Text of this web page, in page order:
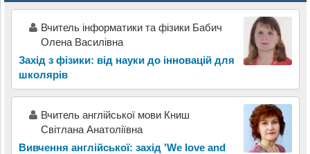
Вчитель інформатики та фізики Бабич
Олена Василівна
Захід з фізики: від науки до інновацій для
школярів
Вчитель англійської мови Книш
Світлана Анатоліївна
Вивчення англійської: захід 'We love and